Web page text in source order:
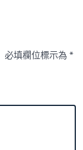
必填欄位標示為*